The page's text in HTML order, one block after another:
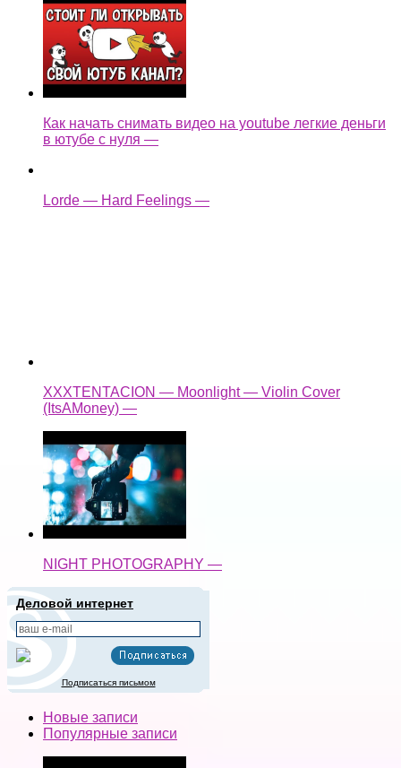
Как начать снимать видео на youtube легкие деньги
в ютубе с нуля —
Lorde — Hard Feelings —
NIGHT PHOTOGRAPHY —
Деловой интернет
Новые записи
Популярные записи
РАБОЧАЯ СИСТЕМА 1-8 «BINGO 37»(Рулетка) —